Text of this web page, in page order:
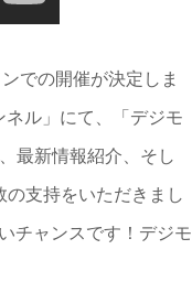
での開催が決定しま
ル」にて、「デジモ
最新情報紹介、そし
支持をいただきまし
チャンスです！デジモ